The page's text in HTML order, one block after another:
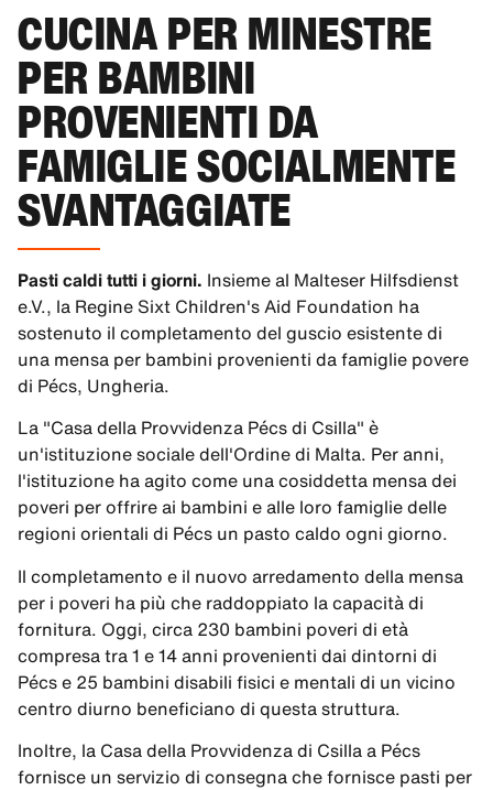
CUCINA PER MINESTRE
PER BAMBINI
PROVENIENTI DA
FAMIGLIE SOCIALMENTE
SVANTAGGIATE
Pasti caldi tutti i giorni. Insieme al Malteser Hilfsdienst
e.V., la Regine Sixt Children's Aid Foundation ha
sostenuto il completamento del guscio esistente di
una mensa per bambini provenienti da famiglie povere
di Pécs, Ungheria.
La "Casa della Provvidenza Pécs di Csilla" è
un'istituzione sociale dell'Ordine di Malta. Per anni,
l'istituzione ha agito come una cosiddetta mensa dei
poveri per offrire ai bambini e alle loro famiglie delle
regioni orientali di Pécs un pasto caldo ogni giorno.
Il completamento e il nuovo arredamento della mensa
per i poveri ha più che raddoppiato la capacità di
fornitura. Oggi, circa 230 bambini poveri di età
compresa tra 1 e 14 anni provenienti dai dintorni di
Pécs e 25 bambini disabili fisici e mentali di un vicino
centro diurno beneficiano di questa struttura.
Inoltre, la Casa della Provvidenza di Csilla a Pécs
fornisce un servizio di consegna che fornisce pasti per